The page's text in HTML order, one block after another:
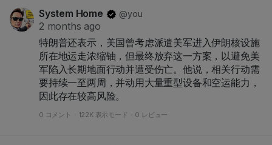
System Home @you
2 months ago
特朗普还表示，美国曾考虑派遣美军进入伊朗核设施
所在地运走浓缩铀，但最终放弃这一方案，以避免美
军陷入长期地面行动并遭受伤亡。他说，相关行动需
要持续一至两周，并动用大量重型设备和空运能力，
因此存在较高风险。
0 コメント · 122K 表示モード · 0 レビュー